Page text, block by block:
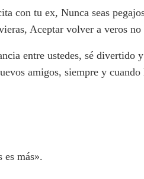
con tu ex, Nunca seas
Aceptar volver a veros
entre ustedes, sé
amigos, siempre y
es más».